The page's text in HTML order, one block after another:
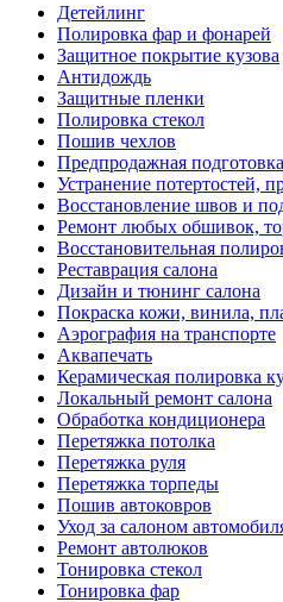
Детейлинг
Полировка фар и фонарей
Защитное покрытие кузова
Антидождь
Защитные пленки
Полировка стекол
Пошив чехлов
Предпродажная
Устранение потертостей,
Восстановление швов и
Ремонт любых обшивок,
Восстановительная
Реставрация салона
Дизайн и тюнинг салона
Покраска кожи, винила,
Аэрография на транспорте
Аквапечать
Керамическая полировка
Локальный ремонт салона
Обработка кондиционера
Перетяжка потолка
Перетяжка руля
Перетяжка торпеды
Пошив автоковров
Уход за салоном
Ремонт автолюков
Тонировка стекол
Тонировка фар